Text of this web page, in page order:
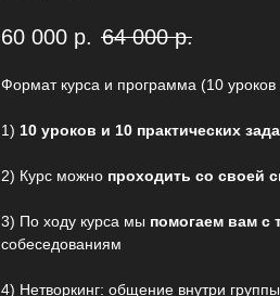
60 000 р. 64 000 р.
Формат курса и программа (10
1) 10 уроков и 10 практических
2) Курс можно проходить со своей
3) По ходу курса мы помогаем вам с
собеседованиям
4) Нетворкинг: общение внутри